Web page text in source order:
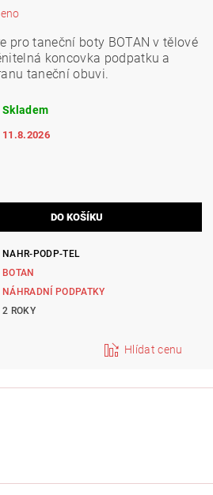
pro taneční boty BOTAN v tělové
koncovka podpatku a
taneční obuvi.
Skladem
11.8.2026
NAHR-PODP-TEL
BOTAN
NÁHRADNÍ PODPATKY
2 ROKY
Hlídat cenu